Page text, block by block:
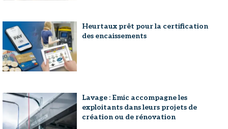
Heurtaux prêt pour la certification
des encaissements
Lavage : Emic accompagne les
exploitants dans leurs projets de
création ou de rénovation